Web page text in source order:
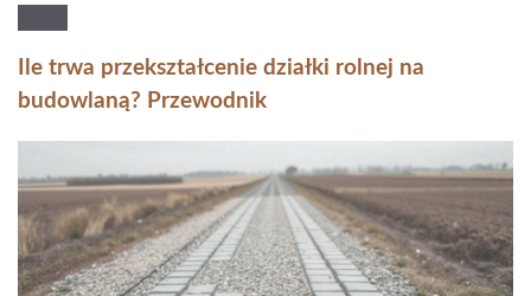
Ile trwa przekształcenie działki rolnej na
budowlaną? Przewodnik